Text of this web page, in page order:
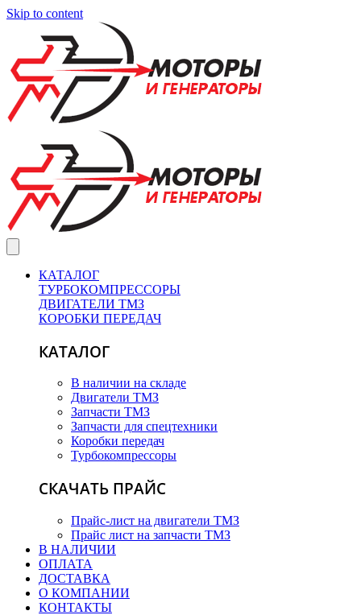
Skip to content
КАТАЛОГ
ТУРБОКОМПРЕССОРЫ
ДВИГАТЕЛИ ТМЗ
КОРОБКИ ПЕРЕДАЧ
КАТАЛОГ
В наличии на складе
Двигатели ТМЗ
Запчасти ТМЗ
Запчасти для спецтехники
Коробки передач
Турбокомпрессоры
СКАЧАТЬ ПРАЙС
Прайс-лист на двигатели ТМЗ
Прайс лист на запчасти ТМЗ
В НАЛИЧИИ
ОПЛАТА
ДОСТАВКА
О КОМПАНИИ
КОНТАКТЫ